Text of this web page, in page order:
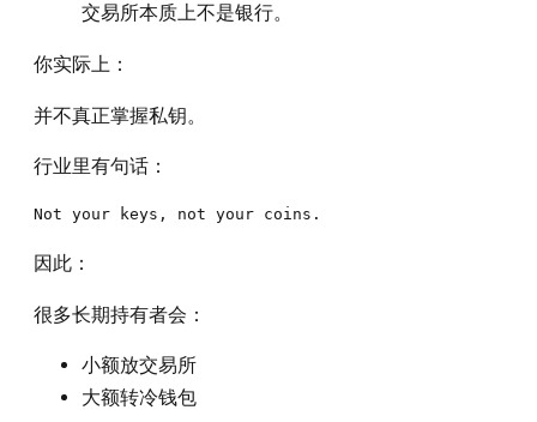
交易所本质上不是银行。
你实际上：
并不真正掌握私钥。
行业里有句话：
因此：
很多长期持有者会：
小额放交易所
大额转冷钱包